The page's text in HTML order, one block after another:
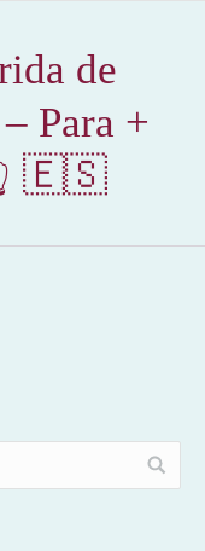
de
Para +
🇪🇸